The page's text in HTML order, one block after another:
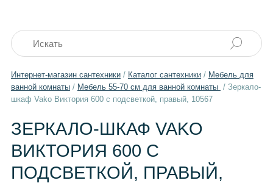
Интернет-магазин сантехники/ Каталог сантехники/ Мебель для
ванной комнаты/ Мебель 55-70 см для ванной комнаты / Зеркало-
шкаф Vako Виктория 600 с подсветкой, правый, 10567
ЗЕРКАЛО-ШКАФ VAKO
ВИКТОРИЯ 600 С
ПОДСВЕТКОЙ, ПРАВЫЙ,